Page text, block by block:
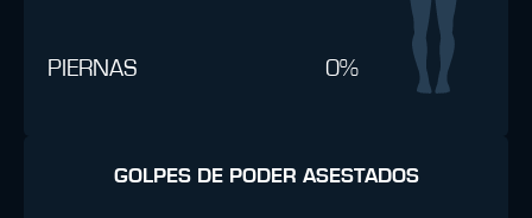
PIERNAS 0%
GOLPES DE PODER ASESTADOS